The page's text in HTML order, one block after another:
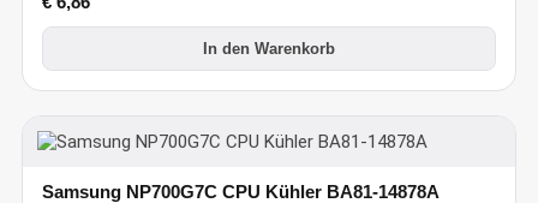
In den Warenkorb
Samsung NP700G7C CPU Kühler BA81-14878A